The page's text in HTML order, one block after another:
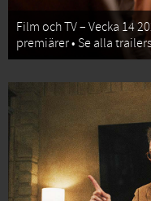
Film och TV – Vecka 14
premiärer • Se alla